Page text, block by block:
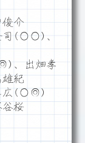
介
司(○○)、
、出畑孝
紀
広(○◎)
桜